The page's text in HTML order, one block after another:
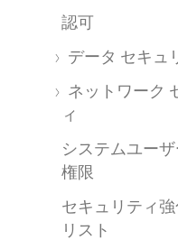
認可
データ セキュ
ネットワーク
ィ
システムユー
権限
セキュリティ
リスト